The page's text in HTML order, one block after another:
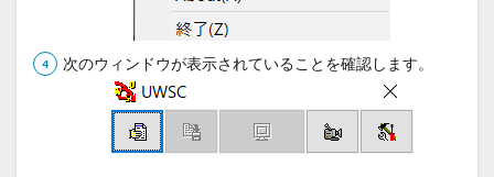
次のウィンドウが表示されていることを確認します。